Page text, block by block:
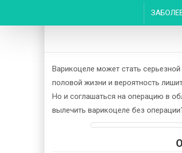
Варикоцеле может стать
половой жизни и вероятность
Но и соглашаться на операцию в
вылечить варикоцеле без